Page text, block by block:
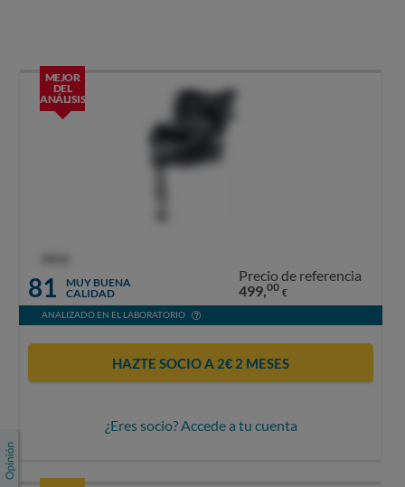
MEJOR
DEL
ANÁLISIS
81
MUY BUENA
CALIDAD
Precio de referencia
499,00 €
ANALIZADO EN EL LABORATORIO
HAZTE SOCIO A 2€ 2 MESES
¿Eres socio? Accede a tu cuenta